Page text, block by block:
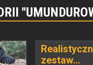
zestaw...